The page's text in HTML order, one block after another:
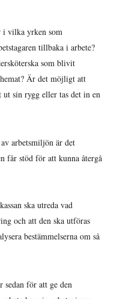
i vilka yrken som
tillbaka i arbete?
som blivit
Är det möjligt att
ut sin rygg eller tas det in en
arbetsmiljön är det
får stöd för att kunna återgå
ska utreda vad
och att den ska utföras
bestämmelserna om så
sedan för att ge den